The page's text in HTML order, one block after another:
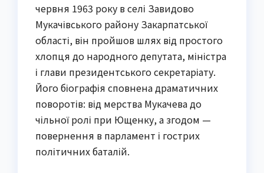
червня 1963 року в селі Завидово
Мукачівського району Закарпатської
області, він пройшов шлях від простого
хлопця до народного депутата, міністра
і глави президентського секретаріату.
Його біографія сповнена драматичних
поворотів: від мерства Мукачева до
чільної ролі при Ющенку, а згодом —
повернення в парламент і гострих
політичних баталій.